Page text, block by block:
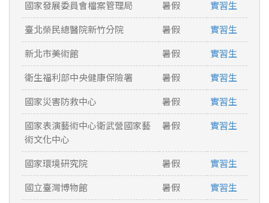
國家發展委員會檔案管理局 暑假
實習生
臺北榮民總醫院新竹分院
暑假
實習生
新北市美術館
暑假
實習生
衛生福利部中央健康保險署
暑假
實習生
國家災害防救中心
暑假
實習生
國家表演藝術中心衛武營國家藝
術文化中心
暑假 實習生
國家環境研究院 暑假
實習生
國立臺灣博物館
暑假
實習生